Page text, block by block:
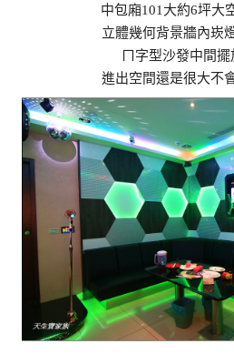
中包廂101大約6坪大
立體幾何背景牆內崁
ㄇ字型沙發中間擺
進出空間還是很大不